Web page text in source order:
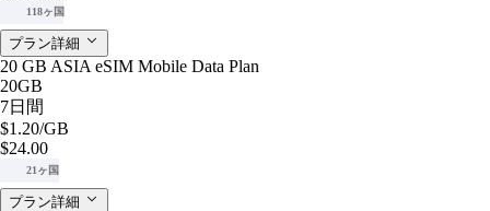
118ヶ国
プラン詳細
20 GB ASIA eSIM Mobile Data Plan
20GB
7日間
$1.20/GB
$24.00
21ヶ国
プラン詳細